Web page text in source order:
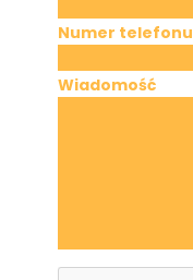
Numer telefonu
Wiadomość